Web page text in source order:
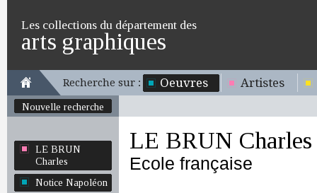
Les collections du département des
arts graphiques
Recherche sur : Oeuvres Artistes
Nouvelle recherche
LE BRUN
Charles
Notice Napoléon
LE BRUN Charles
Ecole française